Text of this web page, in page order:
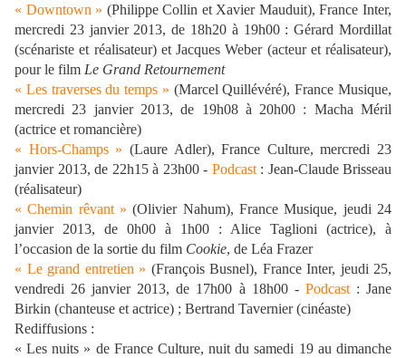
« Downtown » (Philippe Collin et Xavier Mauduit), France Inter,
mercredi 23 janvier 2013, de 18h20 à 19h00 : Gérard Mordillat
(scénariste et réalisateur) et Jacques Weber (acteur et réalisateur),
pour le film Le Grand Retournement
« Les traverses du temps » (Marcel Quillévéré), France Musique,
mercredi 23 janvier 2013, de 19h08 à 20h00 : Macha Méril
(actrice et romancière)
« Hors-Champs » (Laure Adler), France Culture, mercredi 23
janvier 2013, de 22h15 à 23h00 - Podcast: Jean-Claude Brisseau
(réalisateur)
« Chemin rêvant » (Olivier Nahum), France Musique, jeudi 24
janvier 2013, de 0h00 à 1h00 : Alice Taglioni (actrice), à
l’occasion de la sortie du film Cookie, de Léa Frazer
« Le grand entretien » (François Busnel), France Inter, jeudi 25,
vendredi 26 janvier 2013, de 17h00 à 18h00 - Podcast: Jane
Birkin (chanteuse et actrice) ; Bertrand Tavernier (cinéaste)
Rediffusions :
« Les nuits » de France Culture, nuit du samedi 19 au dimanche